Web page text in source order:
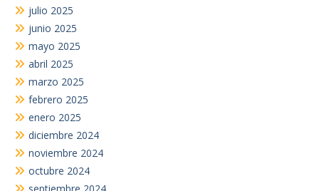
julio 2025
junio 2025
mayo 2025
abril 2025
marzo 2025
febrero 2025
enero 2025
diciembre 2024
noviembre 2024
octubre 2024
septiembre 2024